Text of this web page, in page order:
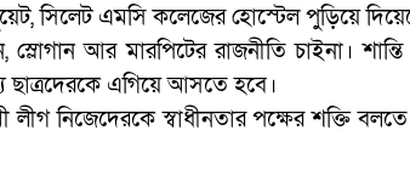
সিলেট এমসি কলেজের হোস্টেল পুড়িয়ে
স্লোগান আর মারপিটের রাজনীতি চাইনা।
ছাত্রদেরকে এগিয়ে আসতে হবে।
নিজেদেরকে স্বাধীনতার পক্ষের শক্তি বলতে